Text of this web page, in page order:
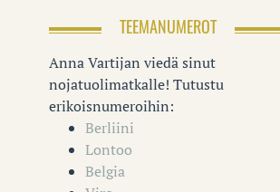
TEEMANUMEROT
Anna Vartijan viedä sinut
nojatuolimatkalle! Tutustu
erikoisnumeroihin:
Berliini
Lontoo
Belgia